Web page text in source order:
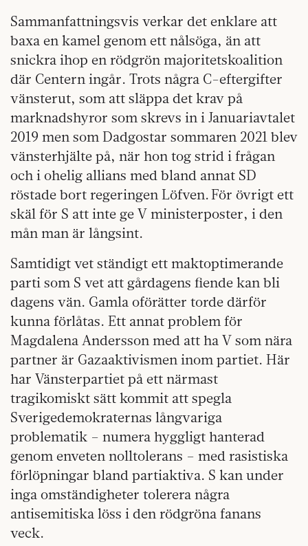
Sammanfattningsvis verkar det enklare att
baxa en kamel genom ett nålsöga, än att
snickra ihop en rödgrön majoritetskoalition
där Centern ingår. Trots några C-eftergifter
vänsterut, som att släppa det krav på
marknadshyror som skrevs in i Januariavtalet
2019 men som Dadgostar sommaren 2021 blev
vänsterhjälte på, när hon tog strid i frågan
och i ohelig allians med bland annat SD
röstade bort regeringen Löfven. För övrigt ett
skäl för S att inte ge V ministerposter, i den
mån man är långsint.
Samtidigt vet ständigt ett maktoptimerande
parti som S vet att gårdagens fiende kan bli
dagens vän. Gamla oförätter torde därför
kunna förlåtas. Ett annat problem för
Magdalena Andersson med att ha V som nära
partner är Gazaaktivismen inom partiet. Här
har Vänsterpartiet på ett närmast
tragikomiskt sätt kommit att spegla
Sverigedemokraternas långvariga
problematik – numera hyggligt hanterad
genom enveten nolltolerans – med rasistiska
förlöpningar bland partiaktiva. S kan under
inga omständigheter tolerera några
antisemitiska löss i den rödgröna fanans
veck.